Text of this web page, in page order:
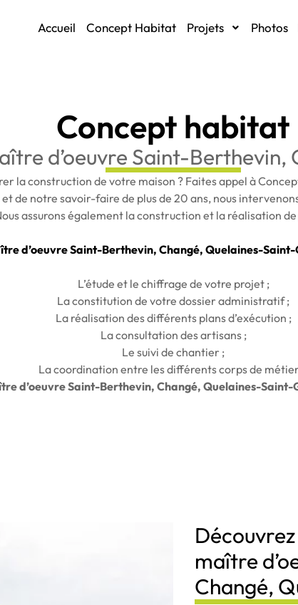
Accueil Concept Habitat Projets Photos
Concept habitat
d’oeuvre Saint-
la construction de votre maison ? Faites appel à
de notre savoir-faire de plus de 20 ans, nous
assurons également la construction et la réalisation
d’oeuvre Saint-Berthevin, Changé, Quelaines-
L’étude et le chiffrage de votre projet ;
La constitution de votre dossier administratif ;
La réalisation des différents plans d’exécution ;
La consultation des artisans ;
Le suivi de chantier ;
La coordination entre les différents corps de
d’oeuvre Saint-Berthevin, Changé, Quelaines-Saint-
maître
Changé,